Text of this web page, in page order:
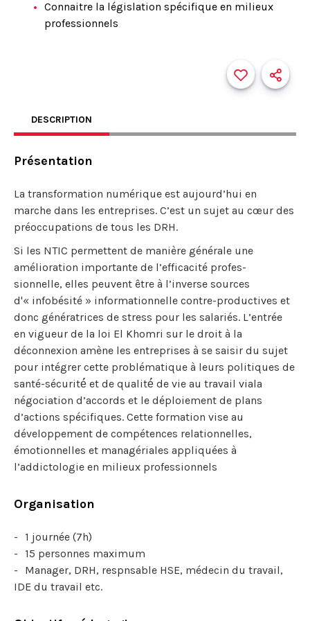
Connaitre la législation spécifique en milieux
professionnels
DESCRIPTION
Présentation
La transformation numérique est aujourd’hui en
marche dans les entreprises. C’est un sujet au cœur des
préoccupations de tous les DRH.
Si les NTIC permettent de manière générale une
amélioration importante de l’efficacité profes-
sionnelle, elles peuvent être à l’inverse sources
d'« infobésité » informationnelle contre-productives et
donc génératrices de stress pour les salariés. L’entrée
en vigueur de la loi El Khomri sur le droit à la
déconnexion amène les entreprises à se saisir du sujet
pour intégrer cette problématique à leurs politiques de
santé-sécurité́ et de qualité́ de vie au travail viala
négociation d’accords et le déploiement de plans
d’actions spécifiques. Cette formation vise au
développement de compétences relationnelles,
émotionnelles et managériales appliquées à
l’addictologie en milieux professionnels
Organisation
1 journée (7h)
15 personnes maximum
Manager, DRH, respnsable HSE, médecin du travail,
IDE du travail etc.